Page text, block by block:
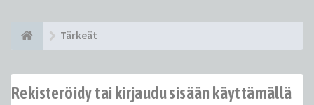
Tärkeät
Rekisteröidy tai kirjaudu sisään käyttämällä